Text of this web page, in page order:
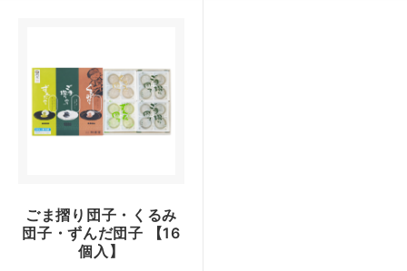
ごま摺り団子・くるみ
団子・ずんだ団子 【16
個入】